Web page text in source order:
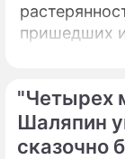
пришедших
городов.
вперед,
неприятным
"Четырех
Шаляпин
сказочно